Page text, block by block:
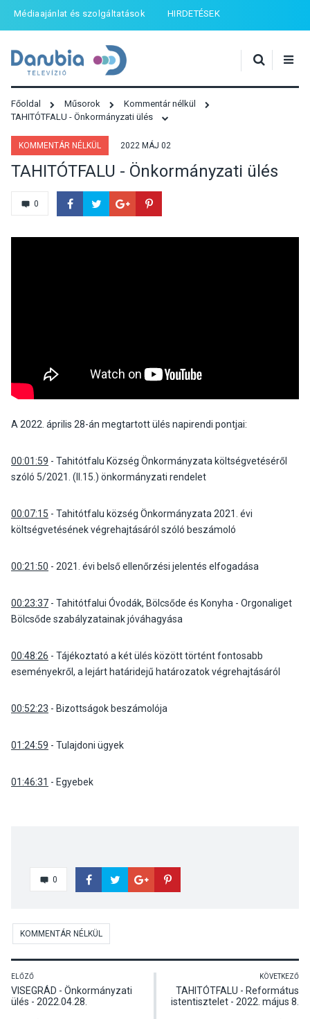
Médiaajánlat és szolgáltatások HIRDETÉSEK
Főoldal Műsorok
Kommentár nélkül
TAHITÓTFALU - Önkormányzati ülés
KOMMENTÁR NÉLKÜL 2022 MÁJ 02
TAHITÓTFALU - Önkormányzati ülés
0
A 2022. április 28-án megtartott ülés napirendi pontjai:
00:01:59 - Tahitótfalu Község Önkormányzata költségvetéséről
szóló 5/2021. (II.15.) önkormányzati rendelet
00:07:15 - Tahitótfalu község Önkormányzata 2021. évi
költségvetésének végrehajtásáról szóló beszámoló
00:21:50 - 2021. évi belső ellenőrzési jelentés elfogadása
00:23:37 - Tahitótfalui Óvodák, Bölcsőde és Konyha - Orgonaliget
Bölcsőde szabályzatainak jóváhagyása
00:48:26 - Tájékoztató a két ülés között történt fontosabb
eseményekről, a lejárt határidejű határozatok végrehajtásáról
00:52:23 - Bizottságok beszámolója
01:24:59 - Tulajdoni ügyek
01:46:31 - Egyebek
0
KOMMENTÁR NÉLKÜL
ELŐZŐ
VISEGRÁD - Önkormányzati
ülés - 2022.04.28.
KÖVETKEZŐ
TAHITÓTFALU - Református
istentisztelet - 2022. május 8.